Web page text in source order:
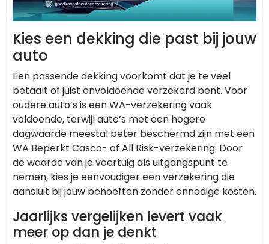
Kies een dekking die past bij jouw
auto
Een passende dekking voorkomt dat je te veel
betaalt of juist onvoldoende verzekerd bent. Voor
oudere auto’s is een WA-verzekering vaak
voldoende, terwijl auto’s met een hogere
dagwaarde meestal beter beschermd zijn met een
WA Beperkt Casco- of All Risk-verzekering. Door
de waarde van je voertuig als uitgangspunt te
nemen, kies je eenvoudiger een verzekering die
aansluit bij jouw behoeften zonder onnodige kosten.
Jaarlijks vergelijken levert vaak
meer op dan je denkt